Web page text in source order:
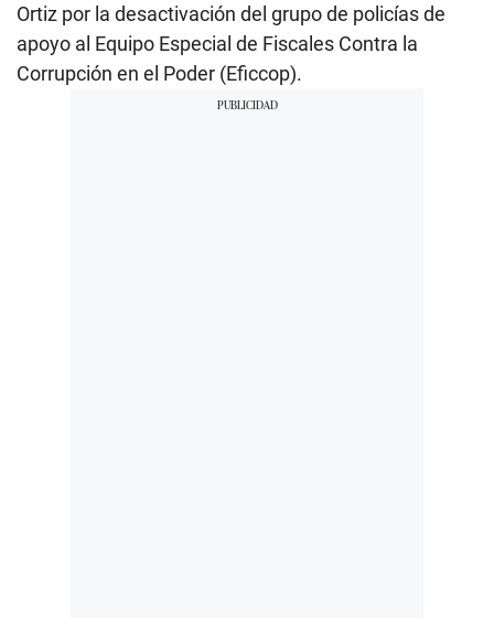
Ortiz por la desactivación del grupo de policías de
apoyo al Equipo Especial de Fiscales Contra la
Corrupción en el Poder (Eficcop).